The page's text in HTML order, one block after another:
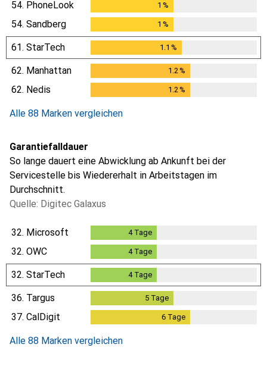
54. PhoneLook 1 %
54. Sandberg 1 %
61. StarTech 1.1 %
62. Manhattan 1.2 %
62. Nedis 1.2 %
Alle 88 Marken vergleichen
Garantiefalldauer
So lange dauert eine Abwicklung ab Ankunft bei der
Servicestelle bis Wiedererhalt in Arbeitstagen im
Durchschnitt.
Quelle: Digitec Galaxus
32. Microsoft 4Tage
32. OWC 4Tage
32. StarTech 4Tage
36. Targus 5 Tage
37. CalDigit 6 Tage
Alle 88 Marken vergleichen